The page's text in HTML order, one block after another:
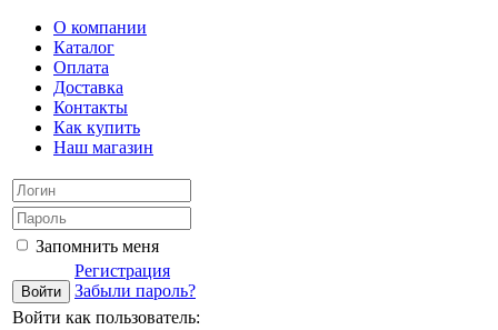
О компании
Каталог
Оплата
Доставка
Контакты
Как купить
Наш магазин
Запомнить меня
Регистрация
Забыли пароль?
Войти как пользователь: